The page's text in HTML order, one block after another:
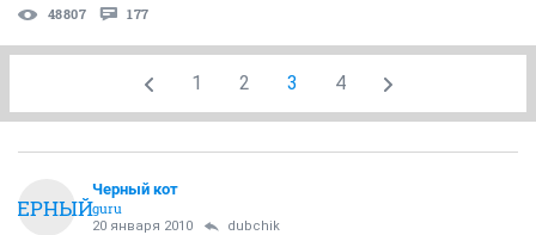
48807 177
1 2 3 4
ЧЕРНЫЙ
Черный кот
guru
20 января 2010 dubchik